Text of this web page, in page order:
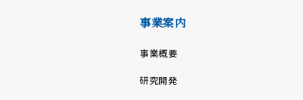
事業案内
事業概要
研究開発